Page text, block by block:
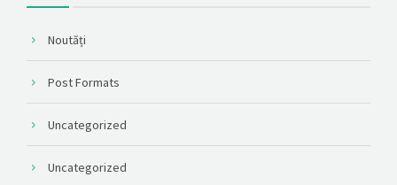
Noutăți
Post Formats
Uncategorized
Uncategorized